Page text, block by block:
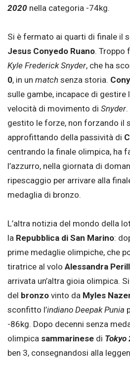
2020 nella categoria -74kg.
Si è fermato ai quarti di finale il
Jesus Conyedo Ruano. Troppo
Kyle Frederick Snyder, che ha
0, in un match senza storia.
sulle gambe, incapace di gestire
velocità di movimento di Snyder.
gestito le forze, non forzando il
approfittando della passività di
centrando la finale olimpica, ha
l’azzurro, nella giornata di
ripescaggio per arrivare alla
medaglia di bronzo.
L’altra notizia del mondo della
la Repubblica di San Marino:
prime medaglie olimpiche, che
tiratrice al volo Alessandra
arrivata un’altra gioia olimpica.
del bronzo vinto da Myles
sconfitto l’indiano Deepak Punia
-86kg. Dopo decenni senza
olimpica sammarinese di Tokyo
ben 3, consegnandosi alla